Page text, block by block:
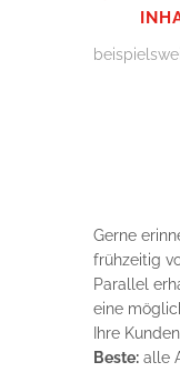
Gerne
frühzeitig
Parallel
eine
Ihre
Beste: alle